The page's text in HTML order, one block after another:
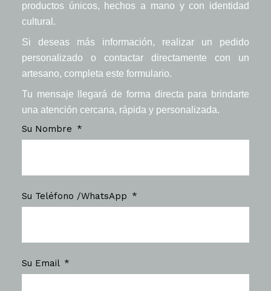
productos únicos, hechos a mano y con identidad
cultural.
Si deseas más información, realizar un pedido
personalizado o contactar directamente con un
artesano, completa este formulario.
Tu mensaje llegará de forma directa para brindarte
una atención cercana, rápida y personalizada.
Su Nombre
Su Teléfono /WhatsApp
Su Email